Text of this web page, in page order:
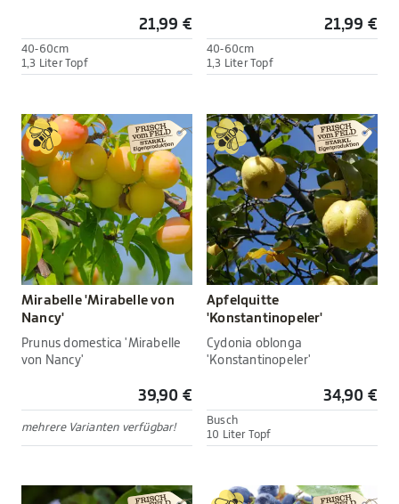
21,99 €
40-60cm
1,3 Liter Topf
21,99 €
40-60cm
1,3 Liter Topf
Mirabelle 'Mirabelle von
Nancy'
Prunus domestica 'Mirabelle
von Nancy'
39,90 €
mehrere Varianten verfügbar!
Apfelquitte
'Konstantinopeler'
Cydonia oblonga
'Konstantinopeler'
34,90 €
Busch
10 Liter Topf